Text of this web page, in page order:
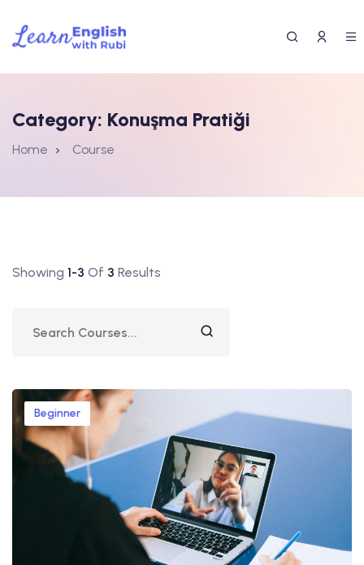
Category: Konuşma Pratiği
Home Course
Showing 1-3 Of 3 Results
Beginner